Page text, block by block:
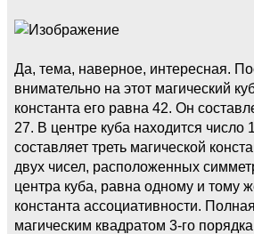
Да, тема, наверное, интересная.
внимательно на этот магический
константа его равна 42. Он
27. В центре куба находится число
составляет треть магической
двух чисел, расположенных
центра куба, равна одному и тому
константа ассоциативности.
магическим квадратом 3-го